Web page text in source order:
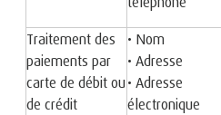
Traitement des
paiements par
carte de débit ou
de crédit
• Nom
• Adresse
• Adresse
électronique